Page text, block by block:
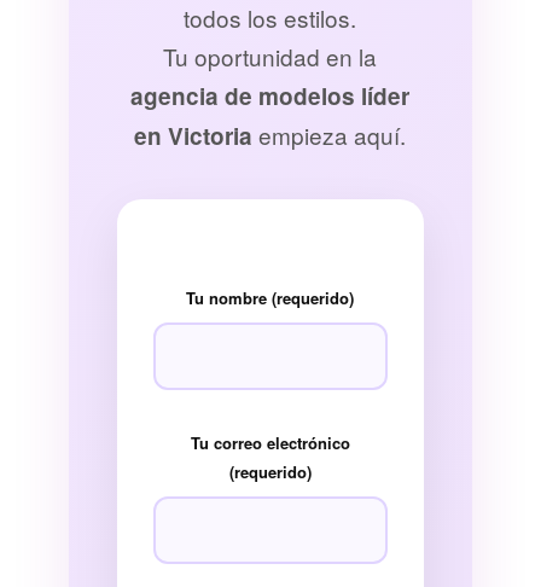
todos los estilos.
Tu oportunidad en la
agencia de modelos líder
en Victoria empieza aquí.
Tu nombre (requerido)
Tu correo electrónico
(requerido)